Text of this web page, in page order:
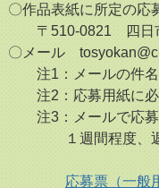
〇作品表紙に所定の応
〒510-0821 四日市市
〇メール
注1：メールの件名を
注2：応募用紙に必
注3：メールで応募さ
１週間程度、返信が
応募票（一般